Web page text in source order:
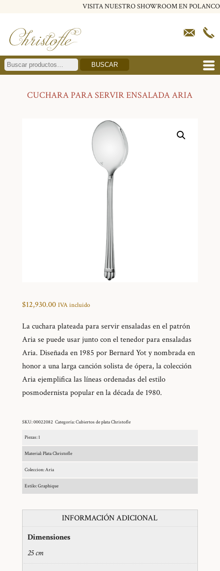
VISITA NUESTRO SHOWROOM EN POLANCO
BUSCAR
CUCHARA PARA SERVIR ENSALADA ARIA
$12,930.00 IVA incluido
La cuchara plateada para servir ensaladas en el patrón
Aria se puede usar junto con el tenedor para ensaladas
Aria. Diseñada en 1985 por Bernard Yot y nombrada en
honor a una larga canción solista de ópera, la colección
Aria ejemplifica las líneas ordenadas del estilo
posmodernista popular en la década de 1980.
SKU:00022082 Categoría:Cubiertos de plata Christofle
Piezas: 1
Material: Plata Christofle
Coleccion: Aria
Estilo: Graphique
INFORMACIÓN ADICIONAL
Dimensiones
25 cm